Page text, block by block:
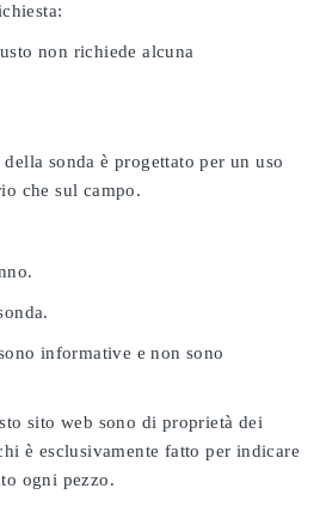
non richiede alcuna
sonda è progettato per un uso
che sul campo.
informative e non sono
sito web sono di proprietà dei
è esclusivamente fatto per indicare
ogni pezzo.